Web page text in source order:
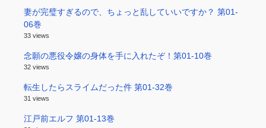
妻が完璧すぎるので、ちょっと乱していいですか？ 第01-
06巻
33 views
念願の悪役令嬢の身体を手に入れたぞ！第01-10巻
32 views
転生したらスライムだった件 第01-32巻
31 views
江戸前エルフ 第01-13巻